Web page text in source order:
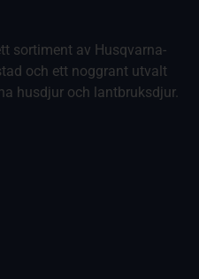
sortiment av Husqvarna-
och ett noggrant utvalt
husdjur och lantbruksdjur.